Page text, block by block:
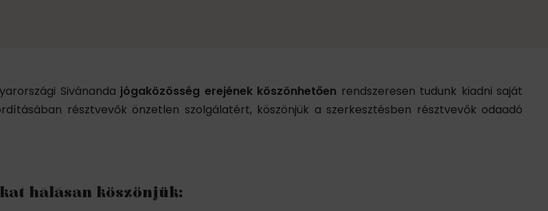
Sivánanda jógaközösség erejének köszönhetően rendszeresen tudunk kiadni saját
résztvevők önzetlen szolgálatért, köszönjük a szerkesztésben résztvevők odaadó
hálásan köszönjük: